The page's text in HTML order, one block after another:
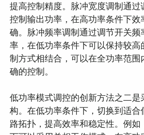
提高控制精度。脉冲宽度调制通过
控制输出功率，在高功率条件下效
确。脉冲频率调制通过调节开关频
率，在低功率条件下可以保持较高
制方式相结合，可以在全功率范围
确的控制。
低功率模式调控的创新方法之二是
构。在低功率条件下，切换到适合
路拓扑，提高效率和稳定性。例如